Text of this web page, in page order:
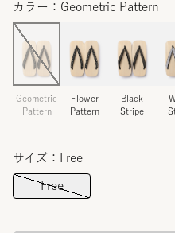
カラー：Geometric Pattern
Geometric
Pattern
Flower
Pattern
Black
Stripe
サイズ：Free
Free